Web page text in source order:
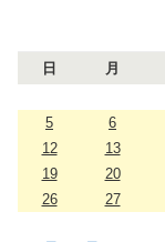
日 月
5
6
12
13
19
20
26
27